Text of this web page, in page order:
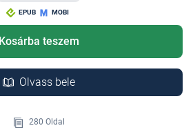
EPUB MOBI
Kosárba teszem
Olvass bele
280 Oldal